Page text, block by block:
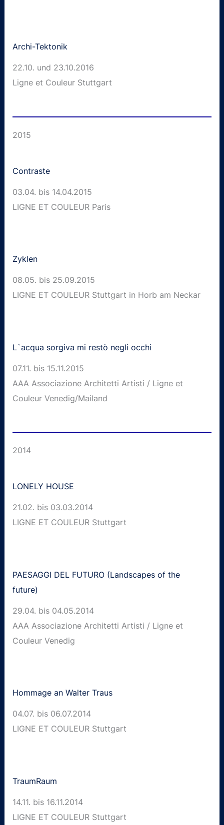
Archi-Tektonik
22.10. und 23.10.2016
Ligne et Couleur Stuttgart
2015
Contraste
03.04. bis 14.04.2015
LIGNE ET COULEUR Paris
Zyklen
08.05. bis 25.09.2015
LIGNE ET COULEUR Stuttgart in Horb am Neckar
L`acqua sorgiva mi restò negli occhi
07.11. bis 15.11.2015
AAA Associazione Architetti Artisti / Ligne et
Couleur Venedig/Mailand
2014
LONELY HOUSE
21.02. bis 03.03.2014
LIGNE ET COULEUR Stuttgart
PAESAGGI DEL FUTURO (Landscapes of the
future)
29.04. bis 04.05.2014
AAA Associazione Architetti Artisti / Ligne et
Couleur Venedig
Hommage an Walter Traus
04.07. bis 06.07.2014
LIGNE ET COULEUR Stuttgart
TraumRaum
14.11. bis 16.11.2014
LIGNE ET COULEUR Stuttgart